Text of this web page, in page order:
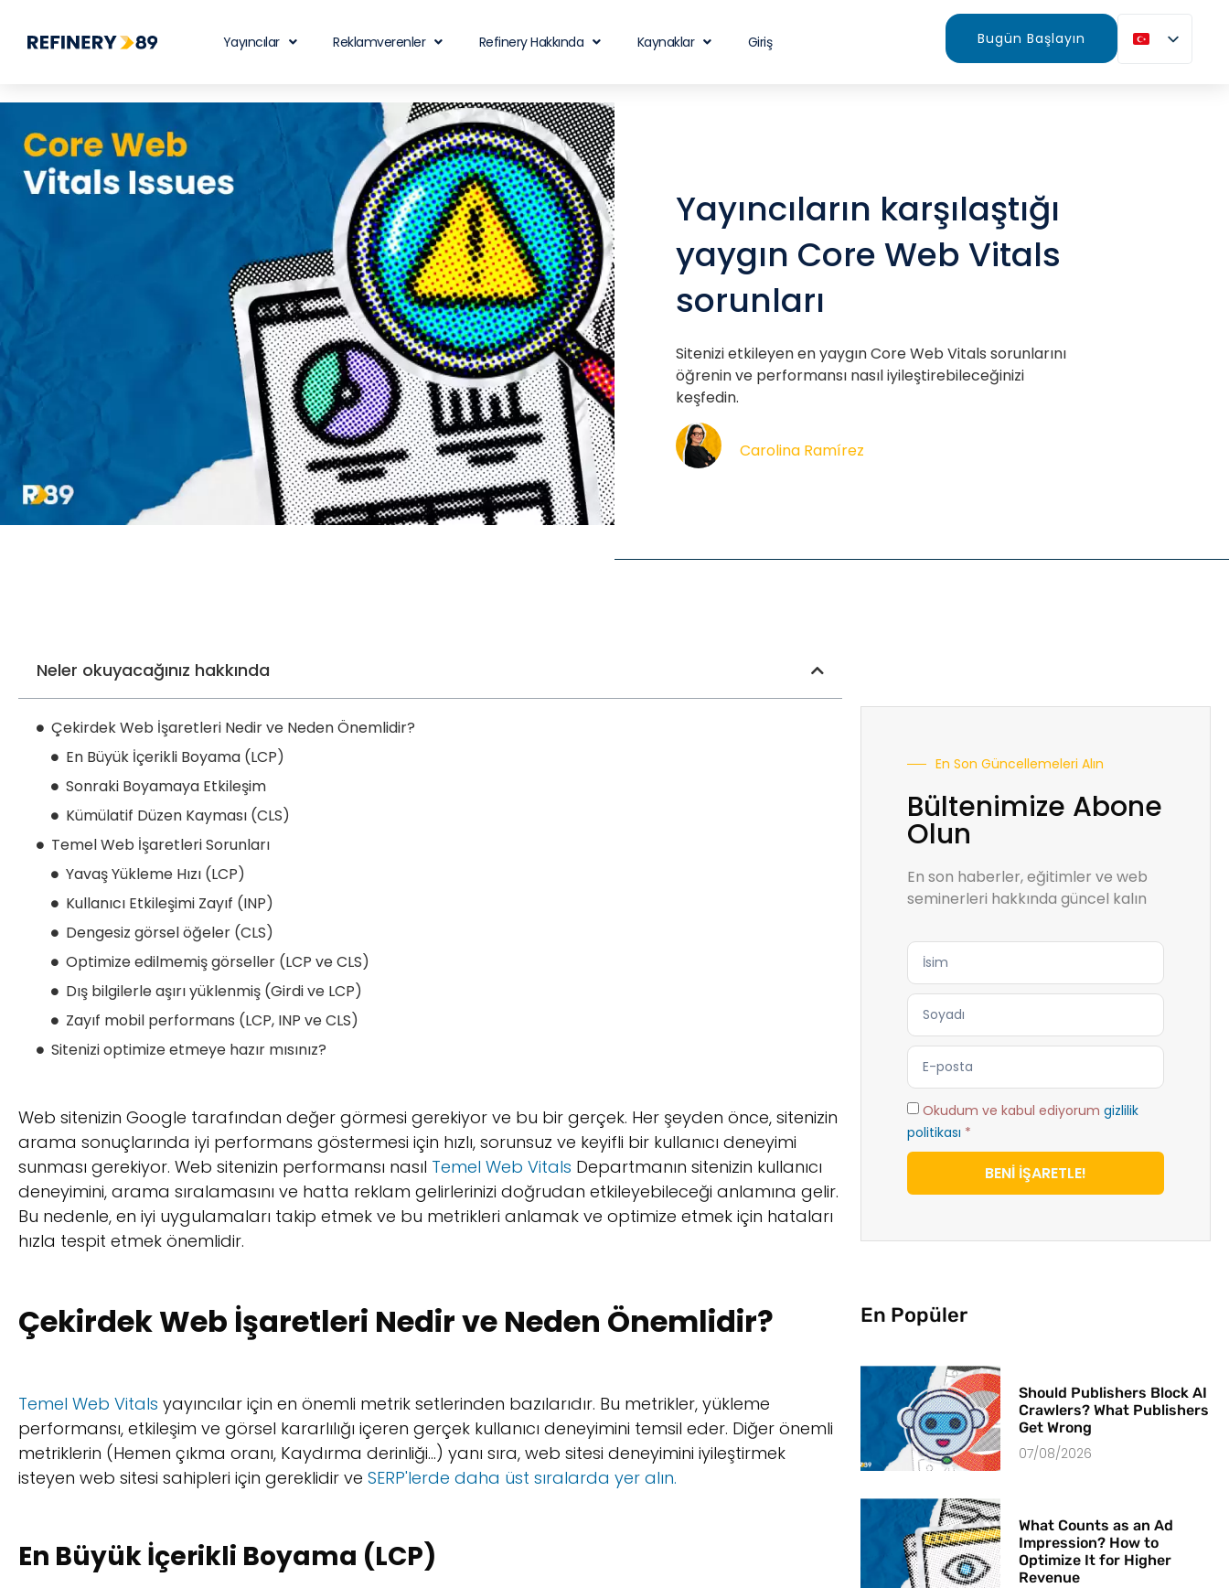
Yayıncılar Reklamverenler Refinery Hakkında Kaynaklar Giriş Bugün Başlayın
Yayıncıların karşılaştığı
yaygın Core Web Vitals
sorunları
Sitenizi etkileyen en yaygın Core Web Vitals sorunlarını
öğrenin ve performansı nasıl iyileştirebileceğinizi
keşfedin.
Carolina Ramírez
Neler okuyacağınız hakkında
Çekirdek Web İşaretleri Nedir ve Neden Önemlidir?
En Büyük İçerikli Boyama (LCP)
Sonraki Boyamaya Etkileşim
Kümülatif Düzen Kayması (CLS)
Temel Web İşaretleri Sorunları
Yavaş Yükleme Hızı (LCP)
Kullanıcı Etkileşimi Zayıf (INP)
Dengesiz görsel öğeler (CLS)
Optimize edilmemiş görseller (LCP ve CLS)
Dış bilgilerle aşırı yüklenmiş (Girdi ve LCP)
Zayıf mobil performans (LCP, INP ve CLS)
Sitenizi optimize etmeye hazır mısınız?
Web sitenizin Google tarafından değer görmesi gerekiyor ve bu bir gerçek. Her şeyden önce, sitenizin
arama sonuçlarında iyi performans göstermesi için hızlı, sorunsuz ve keyifli bir kullanıcı deneyimi
sunması gerekiyor. Web sitenizin performansı nasıl Temel Web Vitals Departmanın sitenizin kullanıcı
deneyimini, arama sıralamasını ve hatta reklam gelirlerinizi doğrudan etkileyebileceği anlamına gelir.
Bu nedenle, en iyi uygulamaları takip etmek ve bu metrikleri anlamak ve optimize etmek için hataları
hızla tespit etmek önemlidir.
Çekirdek Web İşaretleri Nedir ve Neden Önemlidir?
Temel Web Vitals yayıncılar için en önemli metrik setlerinden bazılarıdır. Bu metrikler, yükleme
performansı, etkileşim ve görsel kararlılığı içeren gerçek kullanıcı deneyimini temsil eder. Diğer önemli
metriklerin (Hemen çıkma oranı, Kaydırma derinliği...) yanı sıra, web sitesi deneyimini iyileştirmek
isteyen web sitesi sahipleri için gereklidir ve SERP'lerde daha üst sıralarda yer alın.
En Büyük İçerikli Boyama (LCP)
En Son Güncellemeleri Alın
Bültenimize Abone
Olun
En son haberler, eğitimler ve web
seminerleri hakkında güncel kalın
Okudum ve kabul ediyorum gizlilik
politikası *
BENİ İŞARETLE!
En Popüler
Should Publishers Block AI
Crawlers? What Publishers
Get Wrong
07/08/2026
What Counts as an Ad
Impression? How to
Optimize It for Higher
Revenue